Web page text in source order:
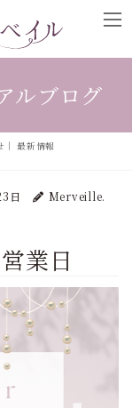
ルブログ
｜ 最新情報
日 Merveille.
業日